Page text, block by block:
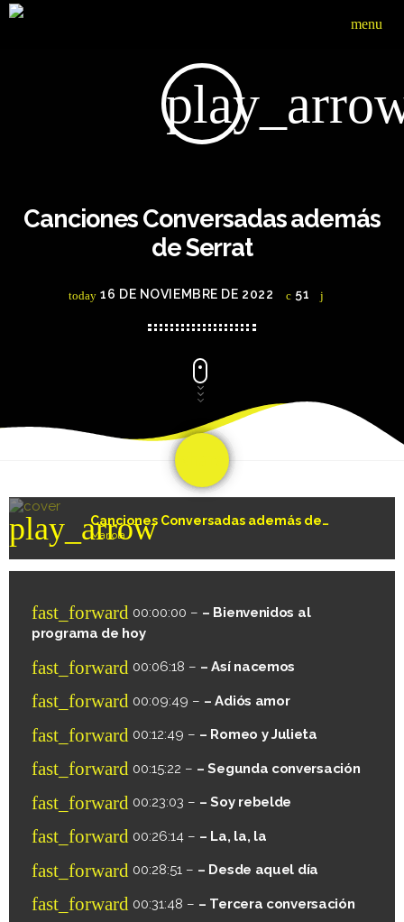
menu
Canciones Conversadas además
de Serrat
today 16 DE NOVIEMBRE DE 2022 51
play_arrow Canciones Conversadas además de Serrat
Mariola
fast_forward 00:00:00 – – Bienvenidos al
programa de hoy
fast_forward 00:06:18 – – Así nacemos
fast_forward 00:09:49 – – Adiós amor
fast_forward 00:12:49 – – Romeo y Julieta
fast_forward 00:15:22 – – Segunda conversación
fast_forward 00:23:03 – – Soy rebelde
fast_forward 00:26:14 – – La, la, la
fast_forward 00:28:51 – – Desde aquel día
fast_forward 00:31:48 – – Tercera conversación